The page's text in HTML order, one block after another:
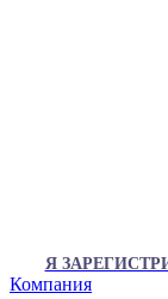
Я
Компания